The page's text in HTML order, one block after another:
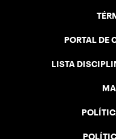
PORTAL DE
LISTA